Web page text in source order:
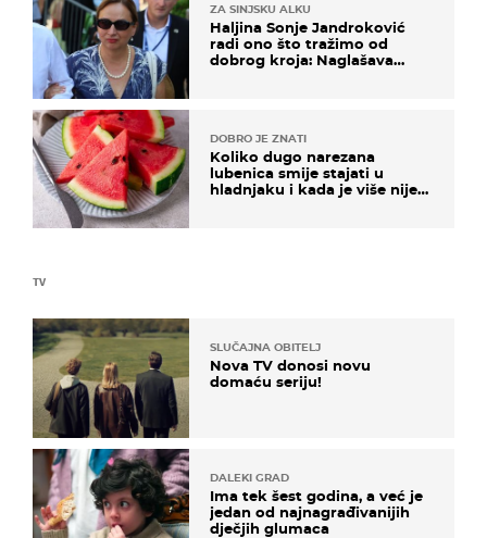
TV
SLUČAJNA OBITELJ
Nova TV donosi novu
domaću seriju!
DALEKI GRAD
Ima tek šest godina, a već je
jedan od najnagrađivanijih
dječjih glumaca
ZA SINJSKU ALKU
Haljina Sonje Jandroković
radi ono što tražimo od
dobrog kroja: Naglašava
DOBRO JE ZNATI
Koliko dugo narezana
lubenica smije stajati u
hladnjaku i kada je više nije